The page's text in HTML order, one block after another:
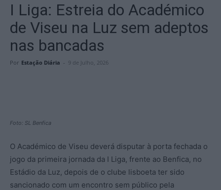
I Liga: Estreia do Académico
de Viseu na Luz sem adeptos
nas bancadas
Por Estação Diária - 9 de Julho, 2026
Foto: SL Benfica
O Académico de Viseu deverá disputar à porta fechada o
jogo da primeira jornada da I Liga, frente ao Benfica, no
Estádio da Luz, depois de o clube lisboeta ter sido
sancionado com um encontro sem público pela